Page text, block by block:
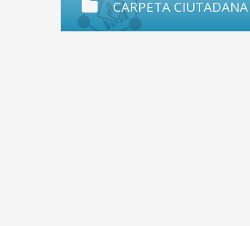
CARPETA CIUTADANA